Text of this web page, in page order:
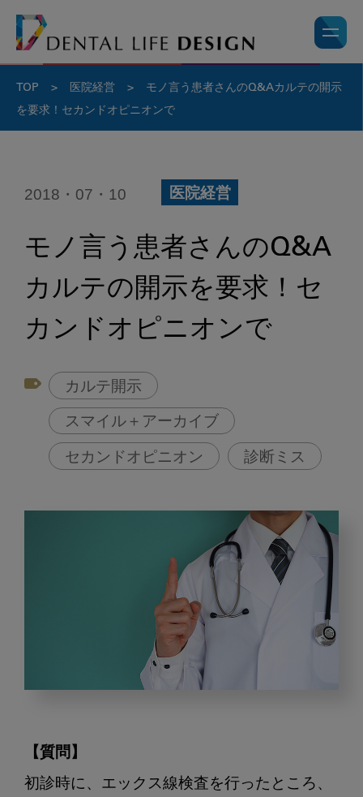
TOP > 医院経営 >
モノ言う患者さんのQ&Aカルテの開示
を要求！セカンドオピニオンで
2018・07・10 医院経営
モノ言う患者さんのQ&A
カルテの開示を要求！セ
カンドオピニオンで
カルテ開示
スマイル＋アーカイブ
セカンドオピニオン 診断ミス
言
う
患
【質問】
初診時に、エックス線検査を行ったところ、